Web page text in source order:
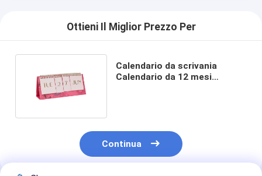
Ottieni Il Miglior Prezzo Per
Calendario da scrivania
Calendario da 12 mesi
Continua